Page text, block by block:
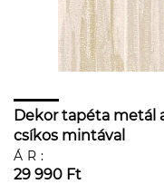
Dekor tapéta metál
csíkos mintával
ÁR:
29 990 Ft